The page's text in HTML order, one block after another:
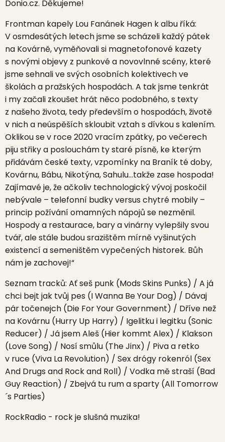
Donio.cz. Děkujeme!
Frontman kapely Lou Fanánek Hagen k albu říká:
V osmdesátých letech jsme se scházeli každý pátek
na Kovárně, vyměňovali si magnetofonové kazety
s novými objevy z punkové a novovlnné scény, které
jsme sehnali ve svých osobních kolektivech ve
školách a pražských hospodách. A tak jsme tenkrát
i my začali zkoušet hrát něco podobného, s texty
z našeho života, tedy především o hospodách, životě
v nich a neúspěších skloubit vztah s dívkou s kalením.
Oklikou se v roce 2020 vracím zpátky, po večerech
piju střiky a poslouchám ty staré písně, ke kterým
přidávám české texty, vzpomínky na Braník té doby,
Kovárnu, Bábu, Nikotýna, Sahulu…takže zase hospoda!
Zajímavé je, že ačkoliv technologický vývoj poskočil
nebývale – telefonní budky versus chytré mobily –
princip požívání omamných nápojů se nezměnil.
Hospody a restaurace, bary a vinárny vylepšily svou
tvář, ale stále budou srazištěm mírně vyšinutých
existencí a semeništěm vypečených historek. Bůh
nám je zachovej!“
Seznam tracků: Ať seš punk (Mods Skins Punks) / A já
chci bejt jak tvůj pes (I Wanna Be Your Dog) / Dávaj
pár točenejch (Die For Your Government) / Dříve než
na Kovárnu (Hurry Up Harry) / Igelitku i legitku (Sonic
Reducer) / Já jsem Aleš (Hier kommt Alex) / Klakson
(Love Song) / Nosí smůlu (The Jinx) / Piva a retko
v ruce (Viva La Revolution) / Sex drógy rokenról (Sex
And Drugs and Rock and Roll) / Vodka mě straší (Bad
Guy Reaction) / Zbejvá tu rum a sparty (All Tomorrow
´s Parties)
RockRadio - rock je slušná muzika!